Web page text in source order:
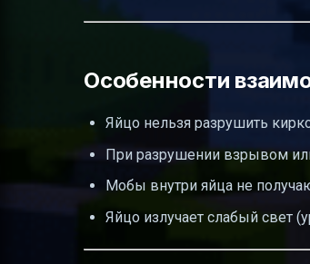
Особенности
Яйцо нельзя разрушить
При разрушении взрывом
Мобы внутри яйца не
Яйцо излучает слабый свет